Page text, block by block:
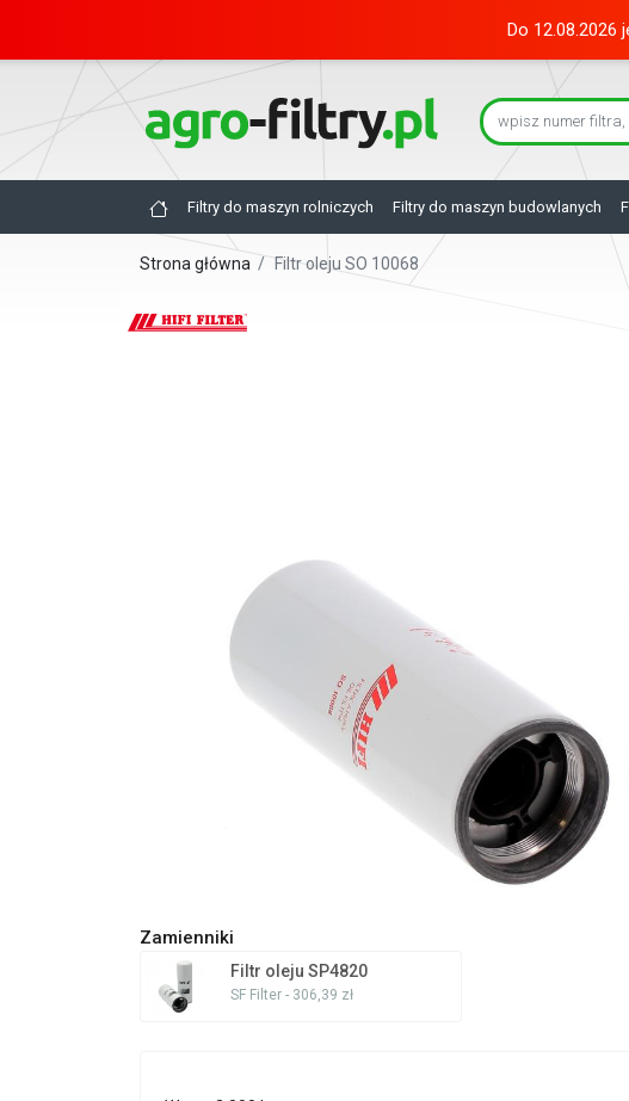
Do 12.08.2026
Filtry do maszyn rolniczych Filtry do maszyn budowlanych
Strona główna / Filtr oleju SO 10068
Zamienniki
Filtr oleju SP4820
SF Filter - 306,39 zł